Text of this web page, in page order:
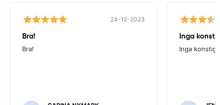
24-12-2023
Bra!
Bra!
Inga
Inga